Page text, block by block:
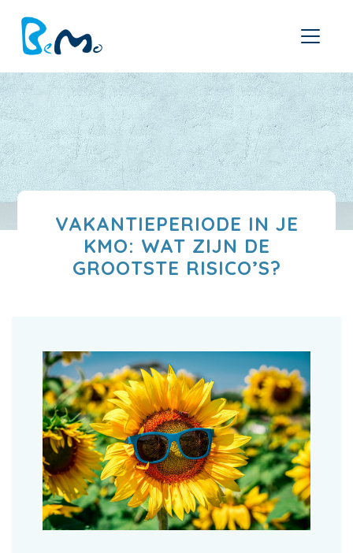
VAKANTIEPERIODE IN JE
KMO: WAT ZIJN DE
GROOTSTE RISICO’S?